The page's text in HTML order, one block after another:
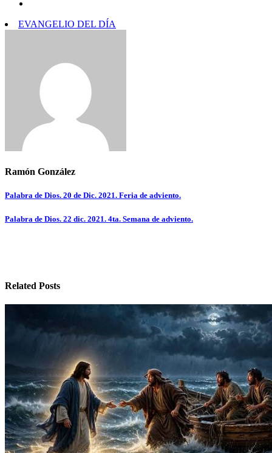
EVANGELIO DEL DÍA
Ramón González
Navegación
de
Palabra de Dios. 20 de Dic. 2021. Feria de adviento.
Palabra de Dios. 22 dic. 2021. 4ta. Semana de adviento.
Related Posts